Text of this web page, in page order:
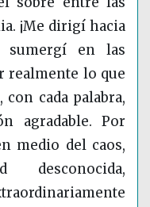
¡Me dirigí hacia
sumergí en las
realmente lo que
cada palabra,
agradable. Por
medio del caos,